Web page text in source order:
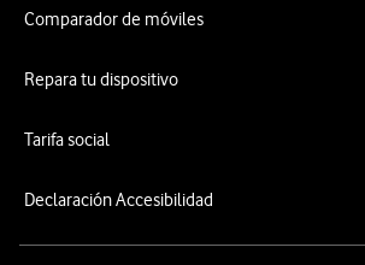
Comparador de móviles
Repara tu dispositivo
Tarifa social
Declaración Accesibilidad